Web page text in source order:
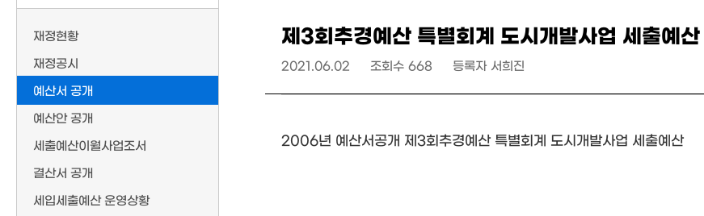
재정현황
재정공시
예산서 공개
예산안 공개
세출예산이월사업조서
결산서 공개
세입세출예산 운영상황
제3회추경예산 특별회계 도시개발사업 세출예산
2021.06.02 조회수 668 등록자 서희진
2006년 예산서공개 제3회추경예산 특별회계 도시개발사업 세출예산